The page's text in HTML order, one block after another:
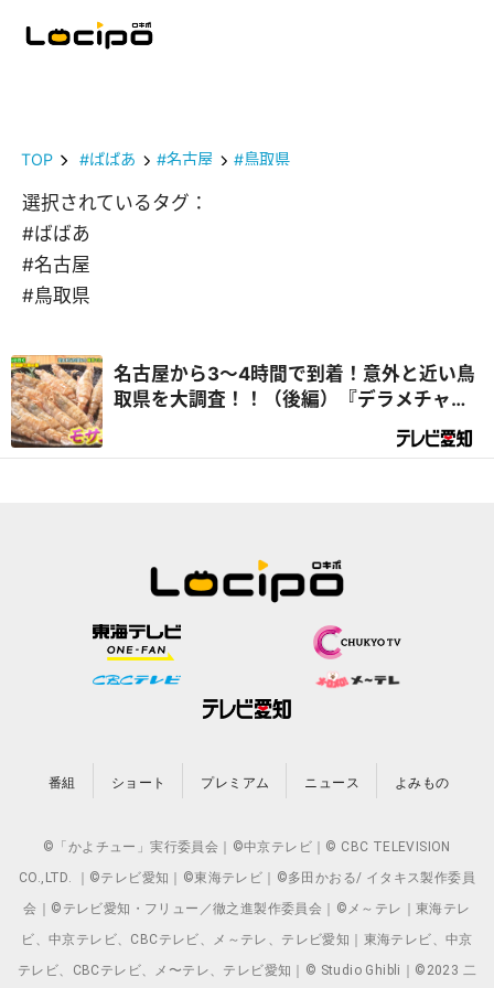
TOP #ばばあ #名古屋 #鳥取県
選択されているタグ：
#ばばあ
#名古屋
#鳥取県
名古屋から3～4時間で到着！意外と近い鳥
取県を大調査！！（後編）『デラメチャ気
番組 ショート プレミアム ニュース よみもの
©「かよチュー」実行委員会｜©中京テレビ｜© CBC TELEVISION
CO.,LTD. ｜©テレビ愛知｜©東海テレビ｜©多田かおる/ イタキス製作委員
会｜©テレビ愛知・フリュー／徹之進製作委員会｜©メ～テレ｜東海テレ
ビ、中京テレビ、CBCテレビ、メ～テレ、テレビ愛知｜東海テレビ、中京
テレビ、CBCテレビ、メ〜テレ、テレビ愛知｜© Studio Ghibli｜©2023 二